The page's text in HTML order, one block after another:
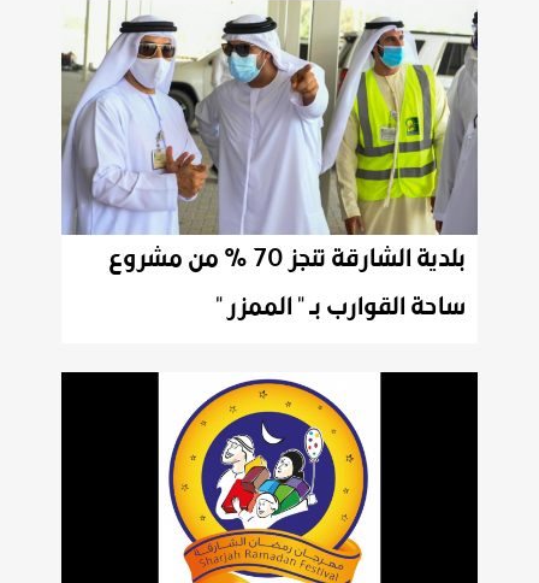
بلدية الشارقة تنجز 70 % من مشروع
ساحة القوارب بـ " الممزر "